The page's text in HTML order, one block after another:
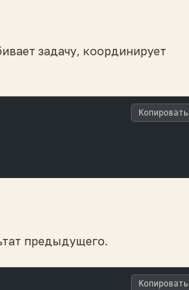
задачу, координирует
Копировать
предыдущего.
Копировать